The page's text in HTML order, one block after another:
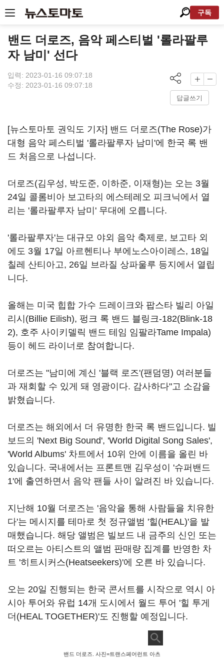
구독
밴드 더로즈, 음악 페스티벌 '롤라팔루
자 남미' 선다
입력: 2023-01-16 09:07:18
수정: 2023-01-16 09:07:18
답글쓰기
[뉴스토마토 권익도 기자] 밴드 더로즈(The Rose)가
대형 음악 페스티벌 '롤라팔루자 남미'에 한국 록 밴
드 처음으로 나섭니다.
더로즈(김우성, 박도준, 이하준, 이재형)는 오는 3월
24일 콜롬비아 보고타의 에스테레오 피크닉에서 열
리는 '롤라팔루자 남미' 무대에 오릅니다.
'롤라팔루자'는 대규모 야외 음악 축제로, 보고타 외
에도 3월 17일 아르헨티나 부에노스아이레스, 18일
칠레 산티아고, 26일 브라질 상파울루 등지에서 열립
니다.
올해는 미국 힙합 가수 드레이크와 팝스타 빌리 아일
리시(Billie Eilish), 펑크 록 밴드 블링크-182(Blink-18
2), 호주 사이키델릭 밴드 테임 임팔라Tame Impala)
등이 헤드 라이너로 참여합니다.
더로즈는 "남미에 계신 '블랙 로즈'(팬덤명) 여러분들
과 재회할 수 있게 돼 영광이다. 감사하다"고 소감을
밝혔습니다.
더로즈는 해외에서 더 유명한 한국 록 밴드입니다. 빌
보드의 'Next Big Sound', 'World Digital Song Sales',
'World Albums' 차트에서 10위 안에 이름을 올린 바
있습니다. 국내에서는 프론트맨 김우성이 '슈퍼밴드
1'에 출연하면서 음악 팬들 사이 알려진 바 있습니다.
지난해 10월 더로즈는 '음악을 통해 사람들을 치유한
다'는 메시지를 테마로 첫 정규앨범 '힐(HEAL)'을 발
매했습니다. 해당 앨범은 빌보드 내 금주의 신인 또는
떠오르는 아티스트의 앨범 판매량 집계를 반영한 차
트 '히트시커스(Heatseekers)'에 오른 바 있습니다.
오는 20일 진행되는 한국 콘서트를 시작으로 역시 아
시아 투어와 유럽 14개 도시에서 월드 투어 '힐 투게
더(HEAL TOGETHER)'도 진행할 예정입니다.
밴드 더로즈. 사진=트랜스페어런트 아츠